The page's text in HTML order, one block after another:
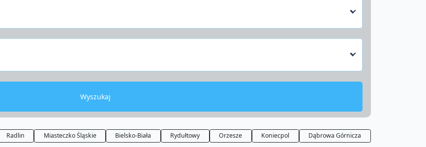
Wyszukaj
Radlin Miasteczko Śląskie Bielsko-Biała Rydułtowy Orzesze Koniecpol Dąbrowa Górnicza